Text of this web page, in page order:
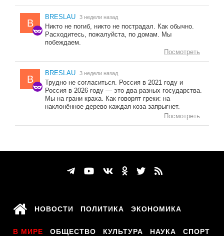
B
BRESLAU 3 недели назад
Никто не погиб, никто не пострадал. Как обычно.
Расходитесь, пожалуйста, по домам. Мы
побеждаем.
Посмотреть
B
BRESLAU 3 недели назад
Трудно не согласиться. Россия в 2021 году и
Россия в 2026 году — это два разных государства.
Мы на грани краха. Как говорят греки: на
наклонённое дерево каждая коза запрыгнет.
Посмотреть
НОВОСТИ ПОЛИТИКА ЭКОНОМИКА
В МИРЕ ОБЩЕСТВО КУЛЬТУРА НАУКА СПОРТ